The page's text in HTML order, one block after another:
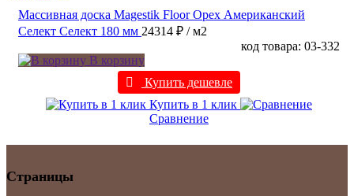
Массивная доска Magestik Floor Орех Американский
Селект Селект 180 мм 24314 ₽ / м2
код товара: 03-332
В корзину
Купить дешевле
Купить в 1 клик
Сравнение
Страницы